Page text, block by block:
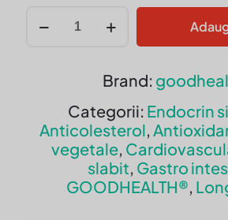
MOMORDICA
Castravete-
Categorii: Endocrin
Anticolesterol,
vegetale,
slabit, Gastro
GOODHEALTH®,
Brand: